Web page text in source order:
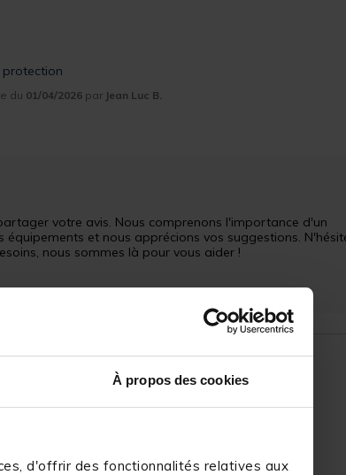
À propos des cookies
d'offrir des fonctionnalités relatives aux
du 01/04/2026 par Jean Luc B.
votre avis. Nous comprenons l'importance d'un
et nous apprécions vos suggestions.
nous sommes là pour vous aider !